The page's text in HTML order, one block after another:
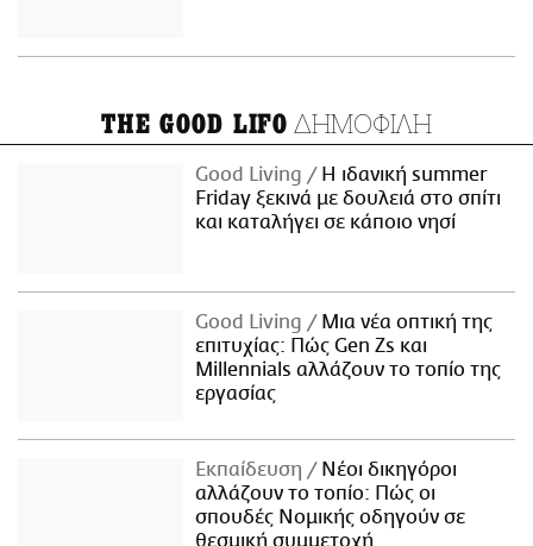
THE GOOD LIFO ΔΗΜΟΦΙΛΗ
Good Living
Η ιδανική summer
Friday ξεκινά με δουλειά στο σπίτι
και καταλήγει σε κάποιο νησί
Good Living
Μια νέα οπτική της
επιτυχίας: Πώς Gen Zs και
Millennials αλλάζουν το τοπίο της
εργασίας
Εκπαίδευση
Νέοι δικηγόροι
αλλάζουν το τοπίο: Πώς οι
σπουδές Νομικής οδηγούν σε
θεσμική συμμετοχή